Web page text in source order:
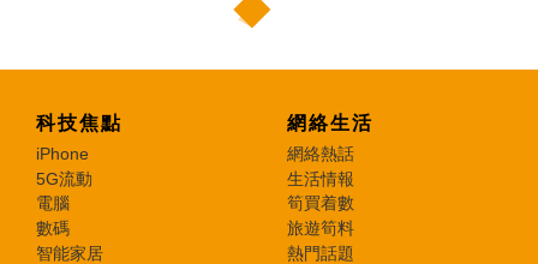
科技焦點
iPhone
5G流動
電腦
數碼
智能家居
網絡生活
網絡熱話
生活情報
筍買着數
旅遊筍料
熱門話題